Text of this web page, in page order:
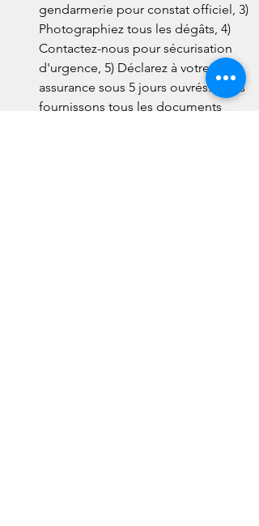
gendarmerie pour constat officiel, 3)
Photographiez tous les dégâts, 4)
Contactez-nous pour sécurisation
d'urgence, 5) Déclarez à votre
assurance sous 5 jours ouvrés. Nous
fournissons tous les documents